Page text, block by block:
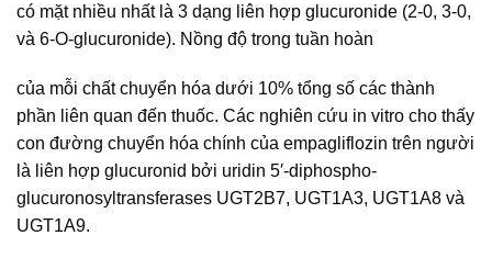
có mặt nhiều nhất là 3 dạng liên hợp glucuronide (2-0, 3-0,
và 6-O-glucuronide). Nồng độ trong tuần hoàn
của mỗi chất chuyển hóa dưới 10% tổng số các thành
phần liên quan đến thuốc. Các nghiên cứu in vitro cho thấy
con đường chuyển hóa chính của empagliflozin trên người
là liên hợp glucuronid bởi uridin 5′-diphospho-
glucuronosyltransferases UGT2B7, UGT1A3, UGT1A8 và
UGT1A9.